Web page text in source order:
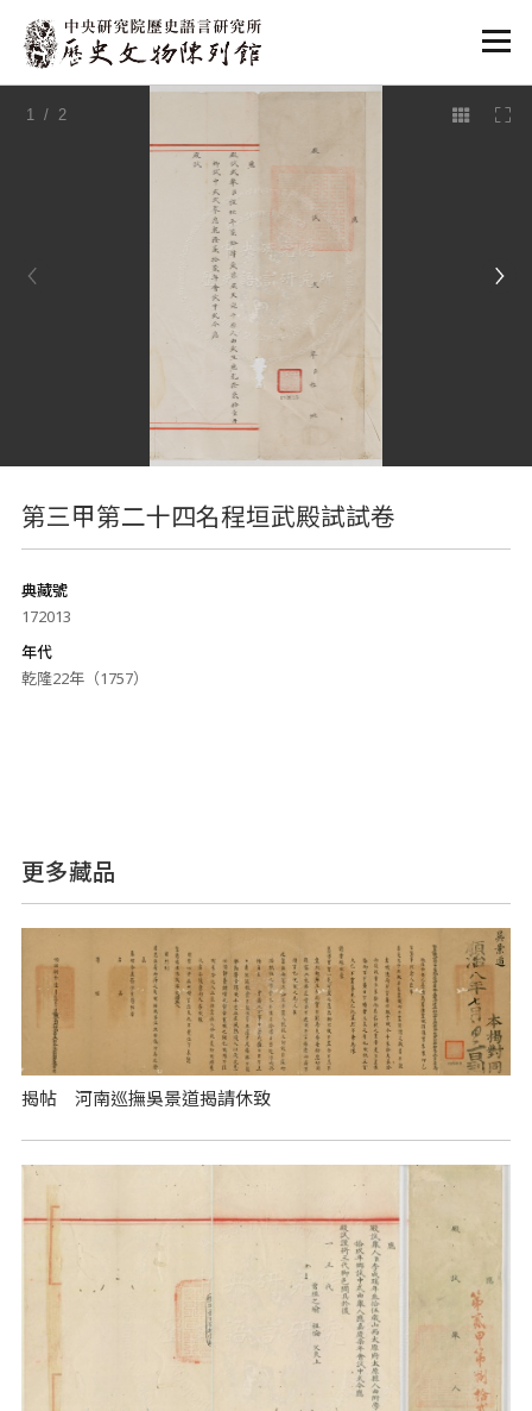
:::
1 / 2
第三甲第二十四名程垣武殿試試卷
典藏號
172013
年代
乾隆22年（1757）
更多藏品
揭帖 河南巡撫吳景道揭請休致